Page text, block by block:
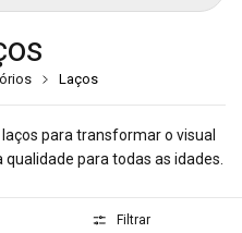
Laços
para transformar o visual
para todas as idades.
Filtrar